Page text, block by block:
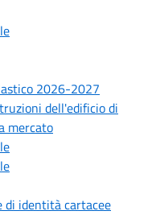
2026-2027
dell'edificio di
mercato
di identità cartacee